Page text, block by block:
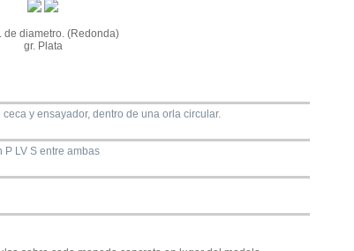
de diametro. (Redonda)
gr. Plata
y ensayador, dentro de una orla circular.
P LV S entre ambas